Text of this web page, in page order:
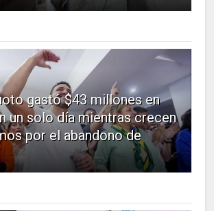
gastó $43 millones en
un solo día mientras crecen
por el abandono de